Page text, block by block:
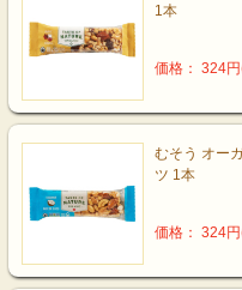
1本
価格： 324
むそう オー
ツ 1本
価格： 324